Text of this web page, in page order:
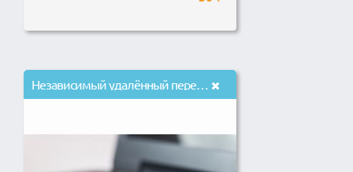
Независимый yдалённый переводчик английского в брачное агентство